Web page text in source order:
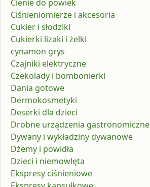
Cienie do powiek
Ciśnieniomierze i akcesoria
Cukier i słodziki
Cukierki lizaki i żelki
cynamon grys
Czajniki elektryczne
Czekolady i bombonierki
Dania gotowe
Dermokosmetyki
Deserki dla dzieci
Drobne urządzenia gastronomiczne
Dywany i wykładziny dywanowe
Dżemy i powidła
Dzieci i niemowlęta
Ekspresy ciśnieniowe